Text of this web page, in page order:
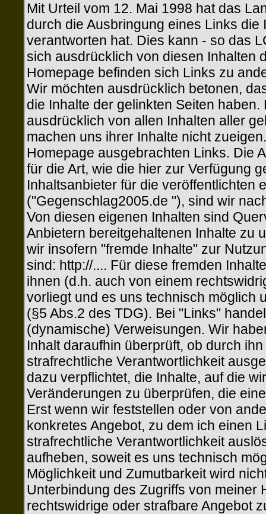
Mit Urteil vom 12. Mai 1998 hat das
durch die Ausbringung eines Links
verantworten hat. Dies kann - so das
sich ausdrücklich von diesen Inhalten
Homepage befinden sich Links zu
Wir möchten ausdrücklich betonen,
die Inhalte der gelinkten Seiten
ausdrücklich von allen Inhalten aller
machen uns ihrer Inhalte nicht
Homepage ausgebrachten Links. Die
für die Art, wie die hier zur Verfügung
Inhaltsanbieter für die veröffentlichten
("Gegenschlag2005.de "), sind wir
Von diesen eigenen Inhalten sind
Anbietern bereitgehaltenen Inhalte zu
wir insofern "fremde Inhalte" zur
sind: http://.... Für diese fremden
ihnen (d.h. auch von einem
vorliegt und es uns technisch möglich
(§5 Abs.2 des TDG). Bei "Links"
(dynamische) Verweisungen. Wir
Inhalt daraufhin überprüft, ob durch
strafrechtliche Verantwortlichkeit
dazu verpflichtet, die Inhalte, auf die
Veränderungen zu überprüfen, die
Erst wenn wir feststellen oder von
konkretes Angebot, zu dem ich einen
strafrechtliche Verantwortlichkeit
aufheben, soweit es uns technisch
Möglichkeit und Zumutbarkeit wird
Unterbindung des Zugriffs von meiner
rechtswidrige oder strafbare Angebot